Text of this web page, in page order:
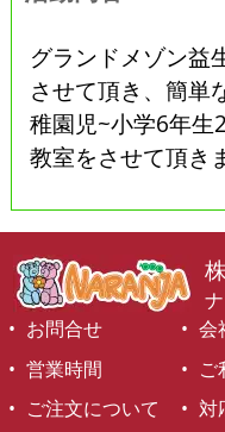
グランドメゾン益
させて頂き、簡単
稚園児~小学6年生
教室をさせて頂き
お問合せ
会
営業時間
ご
ご注文について
対